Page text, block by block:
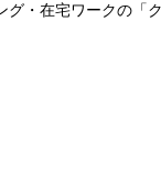
グ・在宅ワークの「